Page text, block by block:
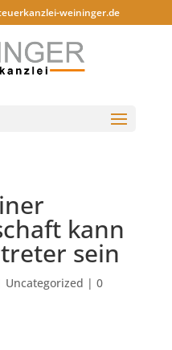
weininger.de
kann
sein
Uncategorized | 0